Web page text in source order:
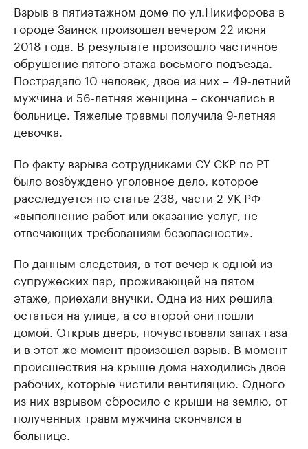
Взрыв в пятиэтажном доме по ул.Никифорова в
городе Заинск произошел вечером 22 июня
2018 года. В результате произошло частичное
обрушение пятого этажа восьмого подъезда.
Пострадало 10 человек, двое из них – 49-летний
мужчина и 56-летняя женщина – скончались в
больнице. Тяжелые травмы получила 9-летняя
девочка.
По факту взрыва сотрудниками СУ СКР по РТ
было возбуждено уголовное дело, которое
расследуется по статье 238, части 2 УК РФ
«выполнение работ или оказание услуг, не
отвечающих требованиям безопасности».
По данным следствия, в тот вечер к одной из
супружеских пар, проживающей на пятом
этаже, приехали внучки. Одна из них решила
остаться на улице, а со второй они пошли
домой. Открыв дверь, почувствовали запах газа
и в этот же момент произошел взрыв. В момент
происшествия на крыше дома находились двое
рабочих, которые чистили вентиляцию. Одного
из них взрывом сбросило с крыши на землю, от
полученных травм мужчина скончался в
больнице.